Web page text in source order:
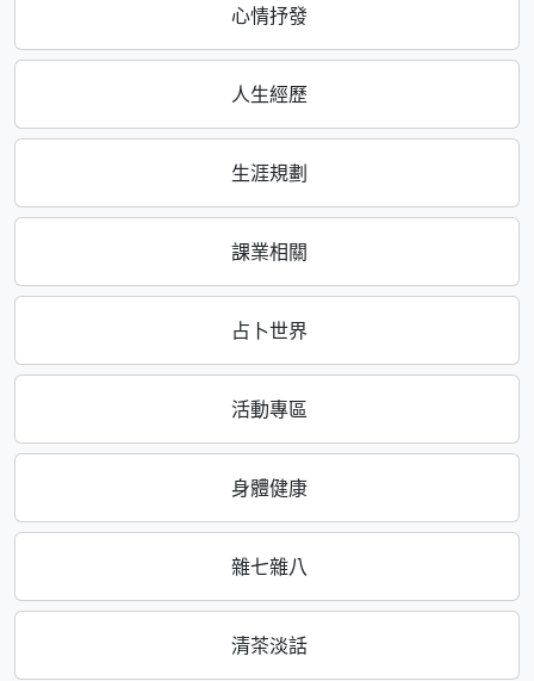
心情抒發
人生經歷
生涯規劃
課業相關
占卜世界
活動專區
身體健康
雜七雜八
清茶淡話